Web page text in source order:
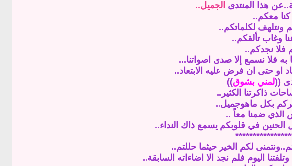
هذا المنتدى الجميل..
معكم..
ونتلهف لكلماتكم..
وغاب تألقكم..
فلا نجدكم..
فلا نسمع إلا صدى اصواتنا...
او حتى ان فرض عليه الابتعاد..
((لمني بشوق))
ذاكرتنا الكثير..
بكل ماهوجميل..
الذي ضمنا معاً ..
الحنين في قلوبكم يسمع ذاك النداء..
لكم الخير حيثما حللتم..
اليوم فلم نجد الا اضاءاته السابقة..